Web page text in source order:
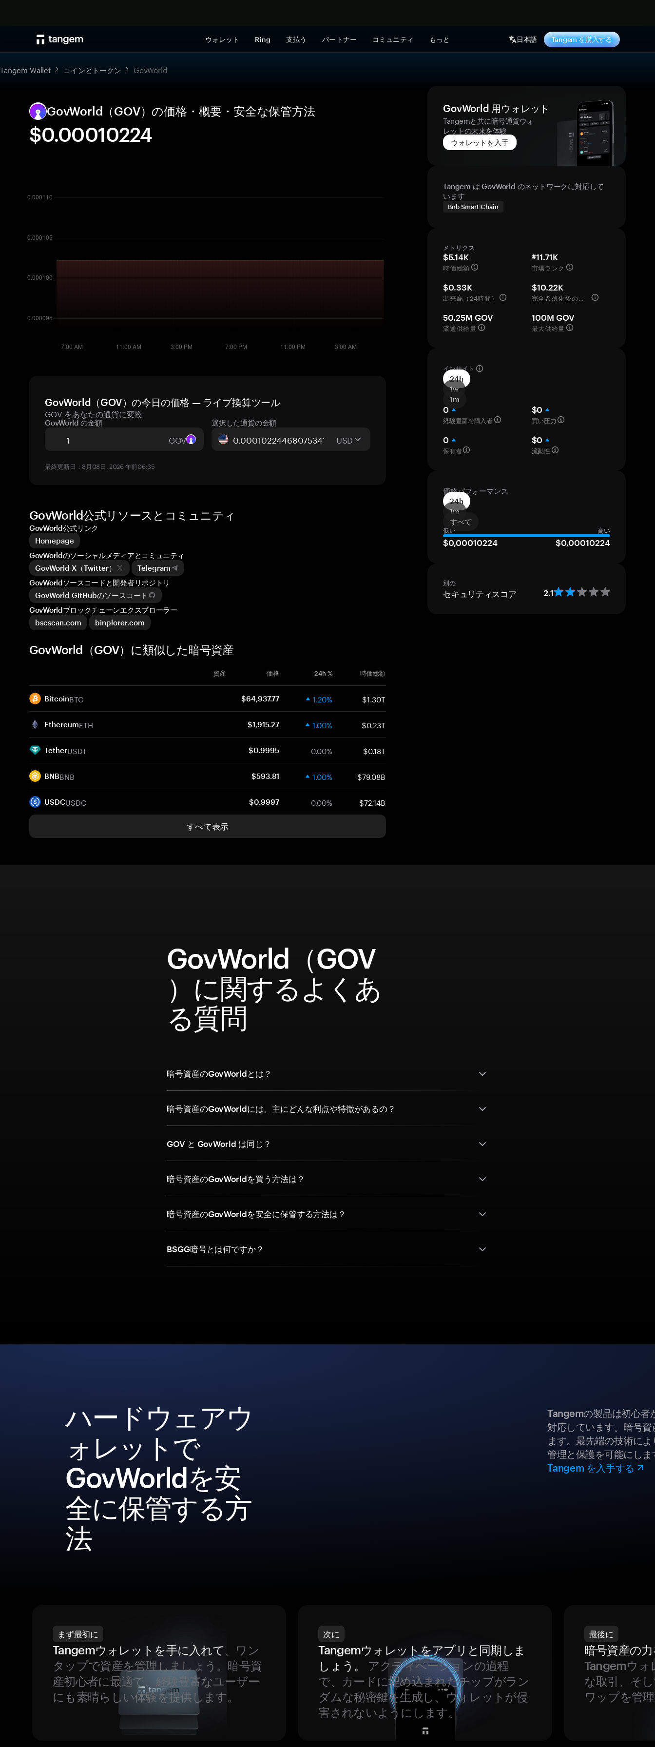
ウォレット Ring 支払う パートナー コミュニティ もっと 日本語 Tangem を購入する
Tangem Wallet コインとトークン GovWorld
GovWorld（GOV）の価格・概要・安全な保管方法
$0.00010224
GovWorld（GOV）の今日の価格 — ライブ換算ツール
GOV をあなたの通貨に変換
GovWorld の金額
GOV
選択した通貨の金額
USD
最終更新日：8月08日, 2026 午前06:35
GovWorld 用ウォレット
Tangemと共に暗号通貨ウォ
レットの未来を体験
ウォレットを入手
Tangem は GovWorld のネットワークに対応して
います
Bnb Smart Chain
メトリクス
$5.14K
時価総額
#11.71K
市場ランク
$0.33K
出来高（24時間）
$10.22K
完全希薄化後の評価額
50.25M GOV
流通供給量
100M GOV
最大供給量
インサイト
24h
1w
1m
0
経験豊富な購入者
$0
買い圧力
0
保有者
$0
流動性
価格パフォーマンス
24h
1m
すべて
低い 高い
$0,00010224 $0,00010224
別の
セキュリティスコア 2.1
GovWorld公式リソースとコミュニティ
GovWorld公式リンク
Homepage
GovWorldのソーシャルメディアとコミュニティ
GovWorld X（Twitter）
Telegram
GovWorldソースコードと開発者リポジトリ
GovWorld GitHubのソースコード
GovWorldブロックチェーンエクスプローラー
bscscan.com
binplorer.com
GovWorld（GOV）に類似した暗号資産
資産 価格 24h % 時価総額
BitcoinBTC $64,937.77 1.20% $1.30T
EthereumETH $1,915.27 1.00% $0.23T
TetherUSDT $0.9995 0.00% $0.18T
BNBBNB $593.81 1.00% $79.08B
USDCUSDC $0.9997 0.00% $72.14B
すべて表示
GovWorld（GOV
）に関するよくあ
る質問
暗号資産のGovWorldとは？
暗号資産のGovWorldには、主にどんな利点や特徴があるの？
GOV と GovWorld は同じ？
暗号資産のGovWorldを買う方法は？
暗号資産のGovWorldを安全に保管する方法は？
BSGG暗号とは何ですか？
ハードウェアウ
ォレットで
GovWorldを安
全に保管する方
法
Tangemの製品は初心者
対応しています。暗号
ます。最先端の技術に
管理と保護を可能にしま
Tangem を入手する
まず最初に
Tangemウォレットを手に入れて、ワン
タップで資産を管理しましょう。暗号資
産初心者に最適で、経験豊富なユーザー
にも素晴らしい体験を提供します。
次に
Tangemウォレットをアプリと同期しま
しょう。
アクティベーションの過程
で、カードに埋め込まれたチップがラン
ダムな秘密鍵を生成し、ウォレットが侵
害されないようにします。
最後に
暗号資産の
Tangemウォ
な取引、そ
ワップを管